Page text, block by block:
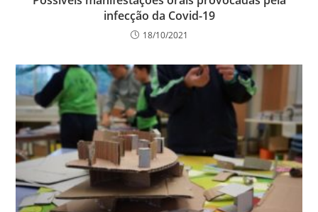
infecção da Covid-19
18/10/2021